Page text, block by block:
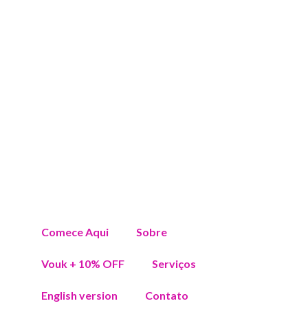
Comece Aqui Sobre
Vouk + 10% OFF Serviços
English version Contato